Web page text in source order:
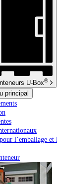
U-Box®
principal
l’emballage